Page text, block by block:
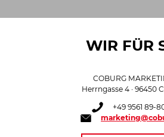
WIR FÜR
COBURG
Herrngasse 4 · 96450
+49 9561 89-